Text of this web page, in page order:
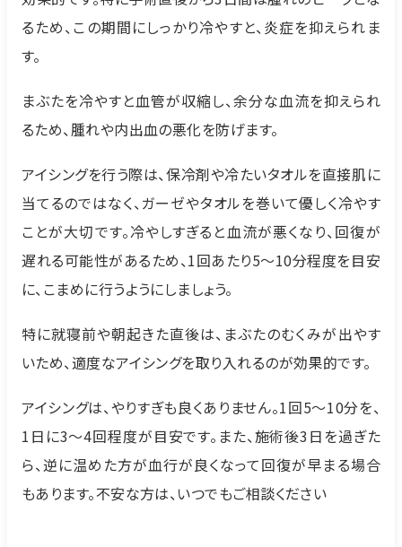
るため、この期間にしっかり冷やすと、炎症を抑えられま
す。
まぶたを冷やすと血管が収縮し、余分な血流を抑えられ
るため、腫れや内出血の悪化を防げます。
アイシングを行う際は、保冷剤や冷たいタオルを直接肌に
当てるのではなく、ガーゼやタオルを巻いて優しく冷やす
ことが大切です。冷やしすぎると血流が悪くなり、回復が
遅れる可能性があるため、1回あたり5〜10分程度を目安
に、こまめに行うようにしましょう。
特に就寝前や朝起きた直後は、まぶたのむくみが出やす
いため、適度なアイシングを取り入れるのが効果的です。
アイシングは、やりすぎも良くありません。1回5〜10分を、
1日に3〜4回程度が目安です。また、施術後3日を過ぎた
ら、逆に温めた方が血行が良くなって回復が早まる場合
もあります。不安な方は、いつでもご相談ください